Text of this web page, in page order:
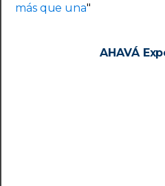
más que una"
AHAVÁ